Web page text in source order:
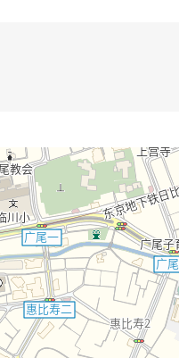
・・・
地方自治团体
Service株式会社管理房源
(2025年8月下旬完毕)
・・・
光房